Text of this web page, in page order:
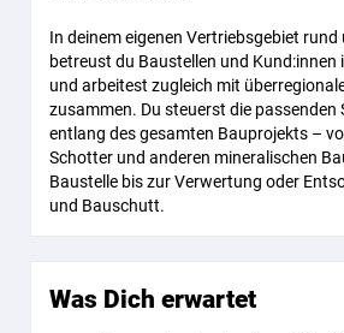
In deinem eigenen Vertriebsgebiet
betreust du Baustellen und Kund:innen
und arbeitest zugleich mit
zusammen. Du steuerst die
entlang des gesamten Bauprojekts –
Schotter und anderen mineralischen
Baustelle bis zur Verwertung oder
und Bauschutt.
Was Dich erwartet